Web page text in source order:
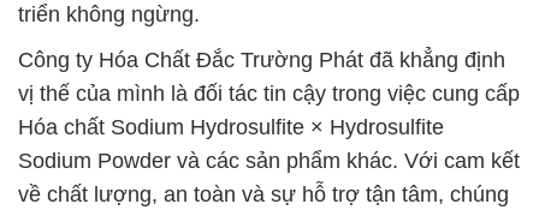
triển không ngừng.
Công ty Hóa Chất Đắc Trường Phát đã khẳng định
vị thế của mình là đối tác tin cậy trong việc cung cấp
Hóa chất Sodium Hydrosulfite × Hydrosulfite
Sodium Powder và các sản phẩm khác. Với cam kết
về chất lượng, an toàn và sự hỗ trợ tận tâm, chúng